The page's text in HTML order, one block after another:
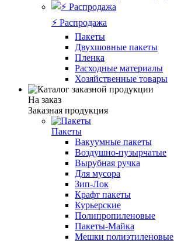
⚡️ Распродажа
Пакеты
Двухшовные пакеты
Пленка
Расходные материалы
Хозяйственные товары
На заказ
Заказная продукция
Пакеты
Вакуумные пакеты
Воздушно-пузырчатые
Вырубная ручка
Для мусора
Зип-Лок
Крафт пакеты
Курьерские
Полипропиленовые
Пакеты-Майка
Мешки полиэтиленовые